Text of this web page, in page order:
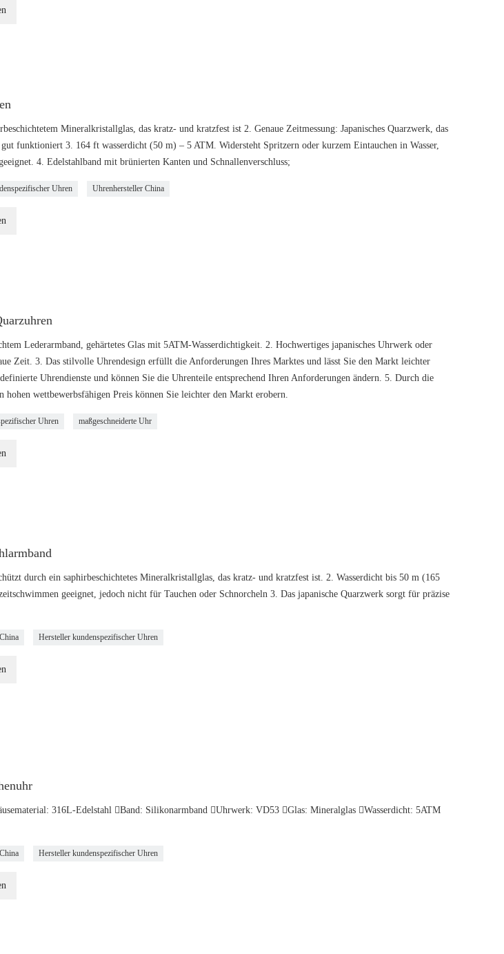
Mineralkristallglas, das kratz- und kratzfest ist 2. Genaue Zeitmessung: Japanisches Quarzwerk, das
funktioniert 3. 164 ft wasserdicht (50 m) – 5 ATM. Widersteht Spritzern oder kurzem Eintauchen in Wasser,
4. Edelstahlband mit brünierten Kanten und Schnallenverschluss;
Uhren Uhrenhersteller China
Lederarmband, gehärtetes Glas mit 5ATM-Wasserdichtigkeit. 2. Hochwertiges japanisches Uhrwerk oder
Zeit. 3. Das stilvolle Uhrendesign erfüllt die Anforderungen Ihres Marktes und lässt Sie den Markt leichter
Uhrendienste und können Sie die Uhrenteile entsprechend Ihren Anforderungen ändern. 5. Durch die
hohen wettbewerbsfähigen Preis können Sie leichter den Markt erobern.
Uhren maßgeschneiderte Uhr
durch ein saphirbeschichtetes Mineralkristallglas, das kratz- und kratzfest ist. 2. Wasserdicht bis 50 m (165
geeignet, jedoch nicht für Tauchen oder Schnorcheln 3. Das japanische Quarzwerk sorgt für präzise
Hersteller kundenspezifischer Uhren
316L-Edelstahl Band: Silikonarmband Uhrwerk: VD53 Glas: Mineralglas Wasserdicht: 5ATM
Hersteller kundenspezifischer Uhren